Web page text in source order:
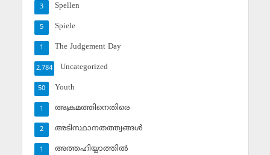
Spellen
3
Spiele
5
The Judgement Day
1
Uncategorized
2,784
Youth
50
അക്രമത്തിനെതിരെ
1
അടിസ്ഥാനതത്ത്വങ്ങള്‍
2
അത്തഹിയ്യാത്തില്‍
1